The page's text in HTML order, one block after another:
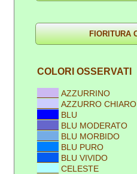
COLORI OSSERVATI
AZZURRINO
AZZURRO CHIARO
BLU
BLU MODERATO
BLU MORBIDO
BLU PURO
BLU VIVIDO
CELESTE